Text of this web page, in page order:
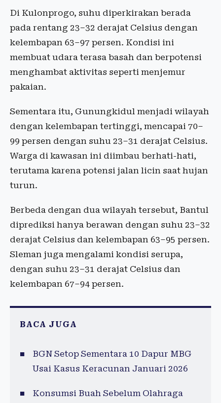
Di Kulonprogo, suhu diperkirakan berada
pada rentang 23–32 derajat Celsius dengan
kelembapan 63–97 persen. Kondisi ini
membuat udara terasa basah dan berpotensi
menghambat aktivitas seperti menjemur
pakaian.
Sementara itu, Gunungkidul menjadi wilayah
dengan kelembapan tertinggi, mencapai 70–
99 persen dengan suhu 23–31 derajat Celsius.
Warga di kawasan ini diimbau berhati-hati,
terutama karena potensi jalan licin saat hujan
turun.
Berbeda dengan dua wilayah tersebut, Bantul
diprediksi hanya berawan dengan suhu 23–32
derajat Celsius dan kelembapan 63–95 persen.
Sleman juga mengalami kondisi serupa,
dengan suhu 23–31 derajat Celsius dan
kelembapan 67–94 persen.
BACA JUGA
BGN Setop Sementara 10 Dapur MBG
Usai Kasus Keracunan Januari 2026
Konsumsi Buah Sebelum Olahraga